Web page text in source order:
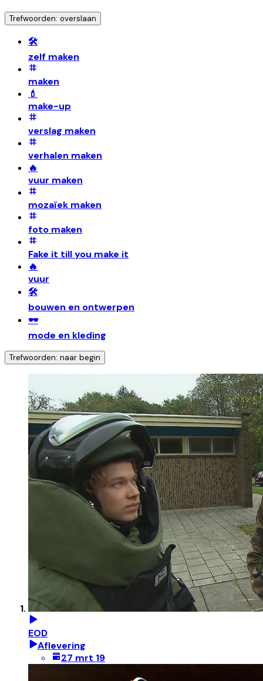
Trefwoorden: overslaan
🛠️
zelf maken
maken
💄
make-up
verslag maken
verhalen maken
🔥
vuur maken
mozaïek maken
foto maken
Fake it till you make it
🔥
vuur
🛠️
bouwen en ontwerpen
🕶️
mode en kleding
Trefwoorden: naar begin
EOD
Aflevering
27 mrt 19